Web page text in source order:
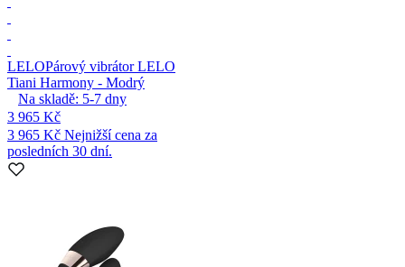
LELOPárový vibrátor LELO
Tiani Harmony - Modrý
Na skladě: 5-7 dny
3 965 Kč
3 965 Kč Nejnižší cena za
posledních 30 dní.